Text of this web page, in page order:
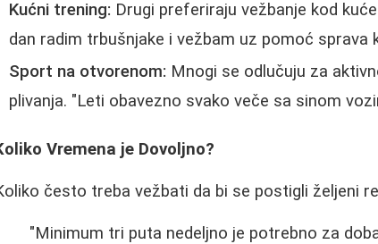
Kućni trening: Drugi preferiraju vežbanje kod
dan radim trbušnjake i vežbam uz pomoć sprava
Sport na otvorenom: Mnogi se odlučuju za
plivanja. "Leti obavezno svako veče sa sinom
Vremena je Dovoljno?
često treba vežbati da bi se postigli željeni
"Minimum tri puta nedeljno je potrebno za